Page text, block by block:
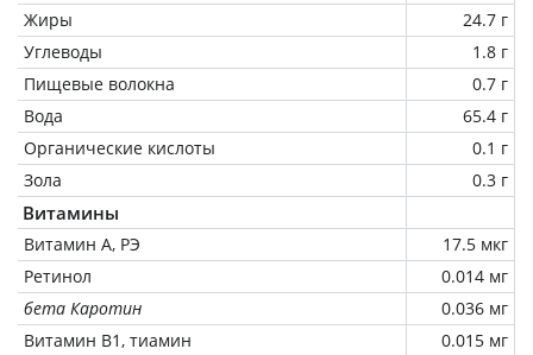
Жиры
24.7 г
Углеводы
1.8 г
Пищевые волокна
0.7 г
Вода
65.4 г
Органические кислоты
0.1 г
Зола
0.3 г
Витамины
Витамин А, РЭ
17.5 мкг
Ретинол
0.014 мг
бета Каротин
0.036 мг
Витамин В1, тиамин
0.015 мг